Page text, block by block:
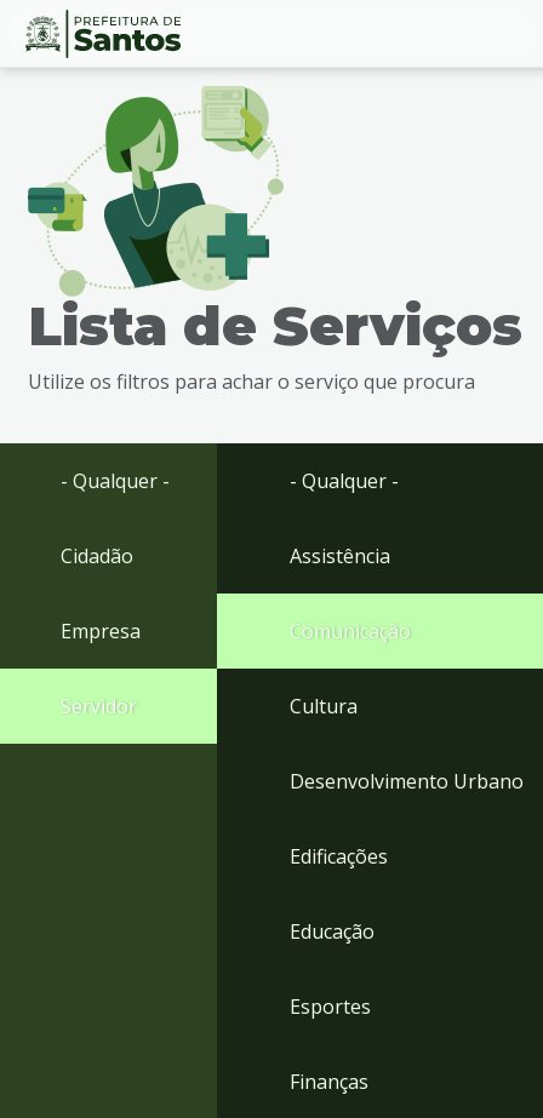
Ir
busca
Ir
Conteúdo
Lista de Serviços
Utilize os filtros para achar o serviço que procura
- Qualquer -
Cidadão
Empresa
Servidor
- Qualquer -
Assistência
Comunicação
Cultura
Desenvolvimento Urbano
Edificações
Educação
Esportes
Finanças